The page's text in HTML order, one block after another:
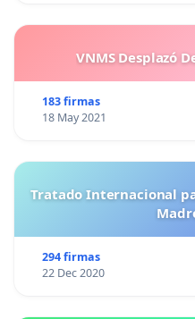
VNMS Desplazó
183 firmas
18 May 2021
Tratado Internacional
294 firmas
22 Dec 2020